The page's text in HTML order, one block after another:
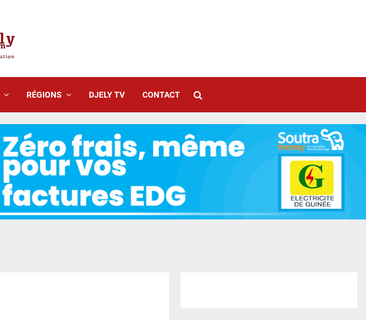
RÉGIONS DJELY TV CONTACT